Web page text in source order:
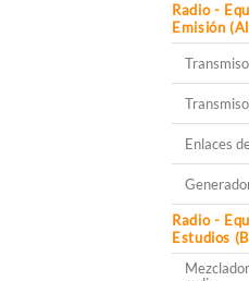
Radio -
Emisión
Enlaces
Radio -
Estudios